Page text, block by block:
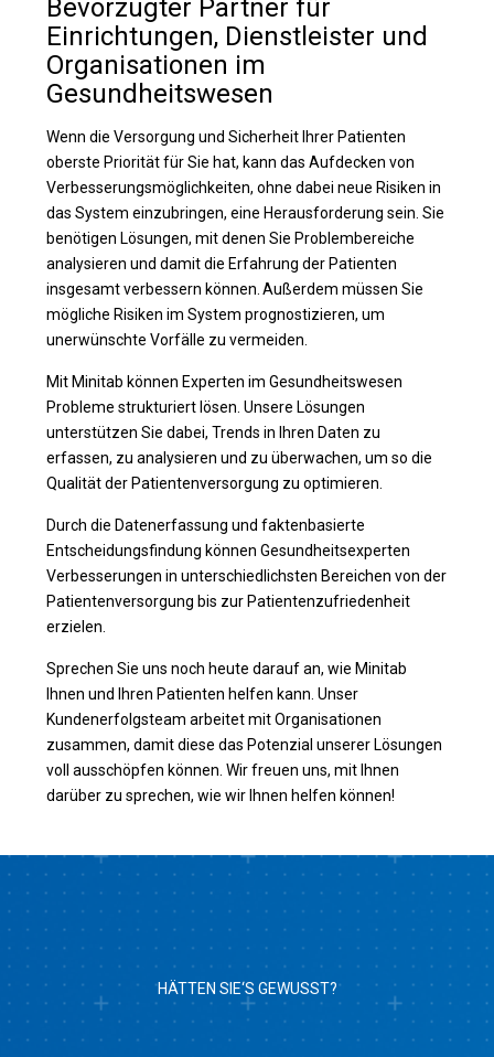
Bevorzugter Partner für
Einrichtungen, Dienstleister und
Organisationen im
Gesundheitswesen
Wenn die Versorgung und Sicherheit Ihrer Patienten
oberste Priorität für Sie hat, kann das Aufdecken von
Verbesserungsmöglichkeiten, ohne dabei neue Risiken in
das System einzubringen, eine Herausforderung sein. Sie
benötigen Lösungen, mit denen Sie Problembereiche
analysieren und damit die Erfahrung der Patienten
insgesamt verbessern können. Außerdem müssen Sie
mögliche Risiken im System prognostizieren, um
unerwünschte Vorfälle zu vermeiden.
Mit Minitab können Experten im Gesundheitswesen
Probleme strukturiert lösen. Unsere Lösungen
unterstützen Sie dabei, Trends in Ihren Daten zu
erfassen, zu analysieren und zu überwachen, um so die
Qualität der Patientenversorgung zu optimieren.
Durch die Datenerfassung und faktenbasierte
Entscheidungsfindung können Gesundheitsexperten
Verbesserungen in unterschiedlichsten Bereichen von der
Patientenversorgung bis zur Patientenzufriedenheit
erzielen.
Sprechen Sie uns noch heute darauf an, wie Minitab
Ihnen und Ihren Patienten helfen kann. Unser
Kundenerfolgsteam arbeitet mit Organisationen
zusammen, damit diese das Potenzial unserer Lösungen
voll ausschöpfen können. Wir freuen uns, mit Ihnen
darüber zu sprechen, wie wir Ihnen helfen können!
HÄTTEN SIE‘S GEWUSST?